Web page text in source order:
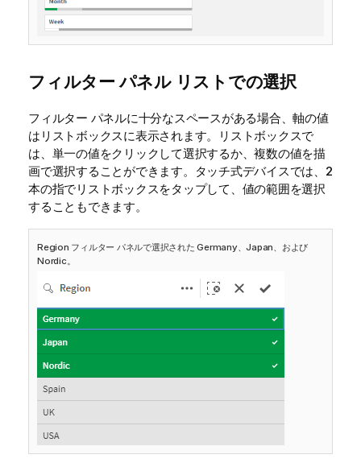
フィルター パネル リストでの選択
フィルター パネルに十分なスペースがある場合、軸の値
はリストボックスに表示されます。リストボックスで
は、単一の値をクリックして選択するか、複数の値を描
画で選択することができます。タッチ式デバイスでは、2
本の指でリストボックスをタップして、値の範囲を選択
することもできます。
Region フィルター パネルで選択された Germany、Japan、および
Nordic。